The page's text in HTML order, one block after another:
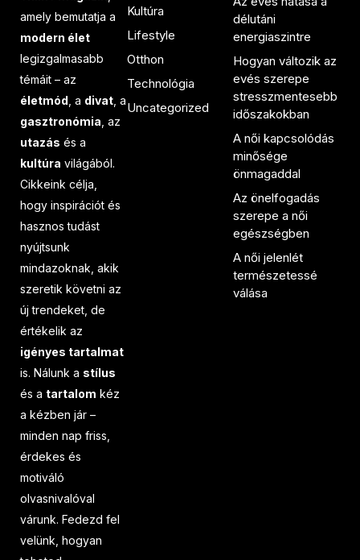
amely bemutatja a
modern élet
legizgalmasabb
témáit – az
életmód , a divat , a
gasztronómia , az
utazás és a
kultúra világából.
Cikkeink célja,
hogy inspirációt és
hasznos tudást
nyújtsunk
mindazoknak, akik
szeretik követni az
új trendeket, de
értékelik az
igényes tartalmat
is. Nálunk a stílus
és a tartalom kéz
a kézben jár –
minden nap friss,
érdekes és
motiváló
olvasnivalóval
várunk. Fedezd fel
velünk, hogyan
Kultúra
Lifestyle
Otthon
Technológia
Uncategorized
délutáni
energiaszintre
Hogyan változik az
evés szerepe
stresszmentesebb
időszakokban
A női kapcsolódás
minősége
önmagaddal
Az önelfogadás
szerepe a női
egészségben
A női jelenlét
természetessé
válása